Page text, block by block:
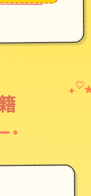
✦ ♡